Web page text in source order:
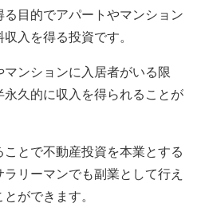
目的でアパートやマンション
入を得る投資です。
ンションに入居者がいる限
永久的に収入を得られることが
とで不動産投資を本業とする
リーマンでも副業として行え
ができます。